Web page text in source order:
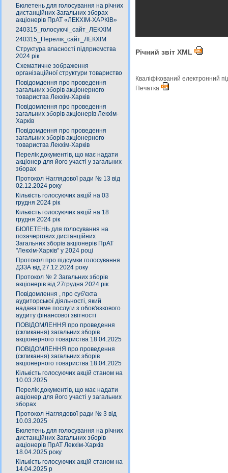
Бюлетень для голосування на річних
дистанційних Загальних зборах
акціонерів ПрАТ «ЛЕКХІМ-ХАРКІВ»
240315_голосуючі_сайт_ЛЕКХІМ
240315_Перелік_сайт_ЛЕКХІМ
Структура власності підприємства
2024 рік
Схематичне зображення
організаційної структури товариство
Повідомдення про проведення
загальних зборів акціонерного
товариства Лекхім-Харків
Повідомлення про проведення
загальних зборів акціонерів Лекхім-
Харків
Повідомдення про проведення
загальних зборів акціонерного
товариства Лекхім-Харків
Перелік документів, що має надати
акціонер для його участі у загальних
зборах
Протокол Наглядової ради № 13 від
02.12.2024 року
Кількість голосуючих акцій на 03
грудня 2024 рік
Кількість голосуючих акцій на 18
грудня 2024 рік
БЮЛЕТЕНЬ для голосування на
позачергових дистанційних
Загальних зборів акціонерів ПрАТ
"Лекхім-Харків" у 2024 році
Протокол про підсумки голосування
ДЗЗА від 27.12.2024 року
Протокол № 2 Загальних зборів
акціонерів від 27грудня 2024 рік
Повідомлення , про суб'єкта
аудиторської діяльності, який
надаватиме послуги з обов'язкового
аудиту фінансової звітності
ПОВІДОМЛЕННЯ про проведення
(скликання) загальних зборів
акціонерного товариства 18 04.2025
ПОВІДОМЛЕННЯ про проведення
(скликання) загальних зборів
акціонерного товариства 18.04.2025
Кількість голосуючих акцій станом на
10.03.2025
Перелік документів, що має надати
акціонер для його участі у загальних
зборах
Протокол Наглядової ради № 3 від
10.03.2025
Бюлетень для голосування на річних
дистанційних Загальних зборів
акціонерів ПрАТ Лекхім-Харків
18.04.2025 року
Кількість голосуючих акцій станом на
14.04.2025 р
Річний звіт XML
Кваліфікований електронний
Печатка